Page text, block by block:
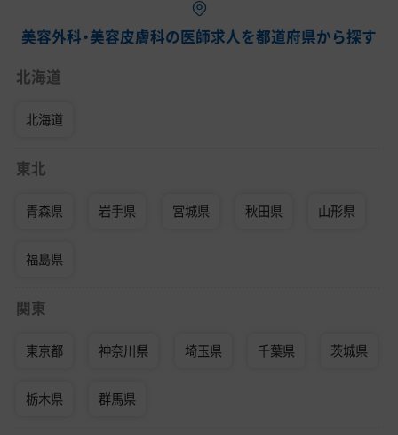
美容外科・美容皮膚科の医師求人を都道府県から探す
北海道
北海道
東北
青森県 岩手県 宮城県 秋田県 山形県
福島県
関東
東京都 神奈川県 埼玉県 千葉県 茨城県
栃木県 群馬県